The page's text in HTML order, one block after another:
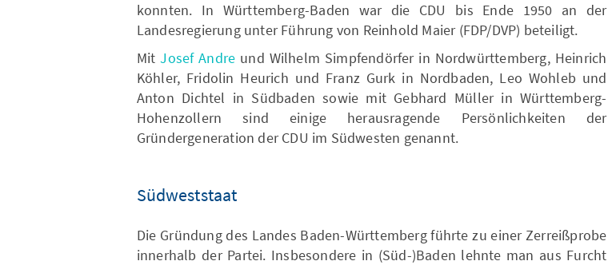
konnten. In Württemberg-Baden war die CDU bis Ende 1950 an der
Landesregierung unter Führung von Reinhold Maier (FDP/DVP) beteiligt.
MitJosef Andre und Wilhelm Simpfendörfer in Nordwürttemberg, Heinrich
Köhler, Fridolin Heurich und Franz Gurk in Nordbaden, Leo Wohleb und
Anton Dichtel in Südbaden sowie mit Gebhard Müller in Württemberg-
Hohenzollern sind einige herausragende Persönlichkeiten der
Gründergeneration der CDU im Südwesten genannt.
Südweststaat
Die Gründung des Landes Baden-Württemberg führte zu einer Zerreißprobe
innerhalb der Partei. Insbesondere in (Süd-)Baden lehnte man aus Furcht